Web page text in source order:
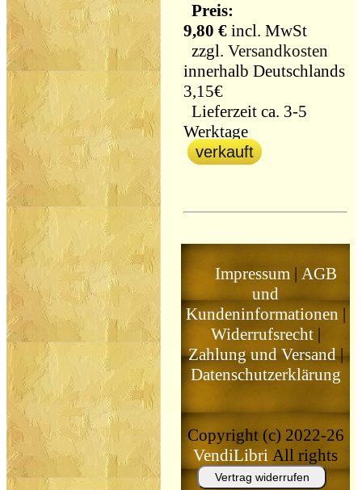
Preis:
9,80 € incl. MwSt
zzgl.Versandkosten
innerhalb Deutschlands
3,15€
Lieferzeit ca. 3-5
Werktage
verkauft
Impressum| AGB
und
Kundeninformationen |
Widerrufsrecht|
Zahlung und Versand|
Datenschutzerklärung
Copyright (c) 2022-26
VendiLibri All rights
reserved
Vertrag widerrufen